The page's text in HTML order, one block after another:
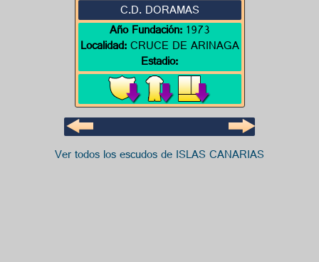
C.D. DORAMAS
Año Fundación:1973
Localidad:CRUCE DE ARINAGA
Estadio:
Ver todos los escudos de ISLAS CANARIAS